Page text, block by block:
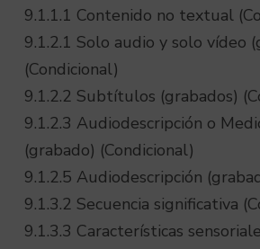
9.1.1.1 Contenido no textual
9.1.2.1 Solo audio y solo vídeo
(Condicional)
9.1.2.2 Subtítulos (grabados)
9.1.2.3 Audiodescripción o
(grabado) (Condicional)
9.1.2.5 Audiodescripción
9.1.3.2 Secuencia significativa
9.1.3.3 Características